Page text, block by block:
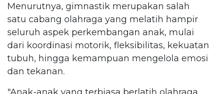
Menurutnya, gimnastik merupakan salah
satu cabang olahraga yang melatih hampir
seluruh aspek perkembangan anak, mulai
dari koordinasi motorik, fleksibilitas, kekuatan
tubuh, hingga kemampuan mengelola emosi
dan tekanan.